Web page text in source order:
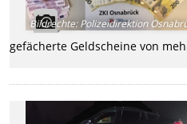
Bildrechte:Polizeidirektion
gefächerte Geldscheine von